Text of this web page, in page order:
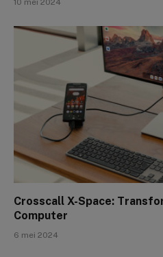
Crosscall X-Space:
Computer
6 mei 2024